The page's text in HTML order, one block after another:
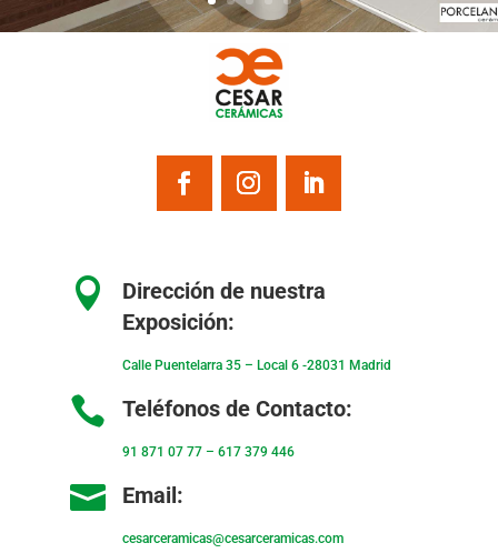

Dirección de nuestra
Exposición:
Calle Puentelarra 35 – Local 6 -28031 Madrid
 Teléfonos de Contacto:
91 871 07 77– 617 379 446
 Email:
cesarceramicas@cesarceramicas.com